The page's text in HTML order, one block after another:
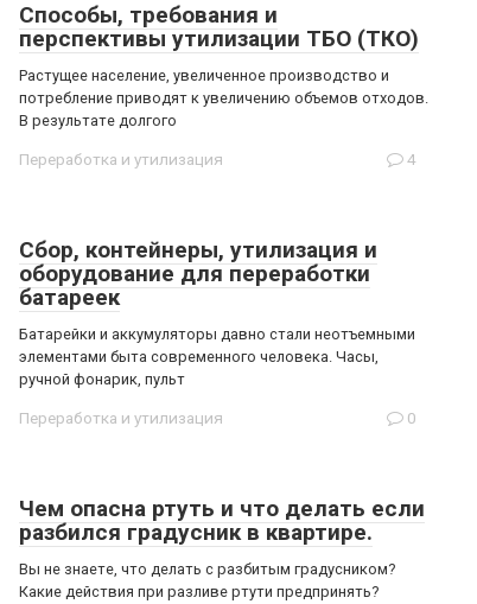
Способы, требования и
перспективы утилизации ТБО (ТКО)
Растущее население, увеличенное производство и
потребление приводят к увеличению объемов отходов.
В результате долгого
Переработка и утилизация 4
Сбор, контейнеры, утилизация и
оборудование для переработки
батареек
Батарейки и аккумуляторы давно стали неотъемными
элементами быта современного человека. Часы,
ручной фонарик, пульт
Переработка и утилизация 0
Чем опасна ртуть и что делать если
разбился градусник в квартире.
Вы не знаете, что делать с разбитым градусником?
Какие действия при разливе ртути предпринять?